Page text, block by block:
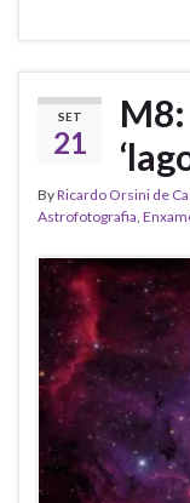
SET
21
ByRicardo Orsini de
Astrofotografia,